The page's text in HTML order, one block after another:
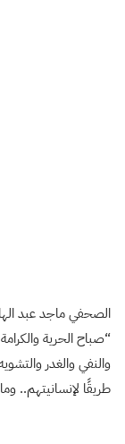
الصحفي ماجد عبد
“صباح الحرية
والنفي والغدر
طريقًا لإنسانيتهم.. وما